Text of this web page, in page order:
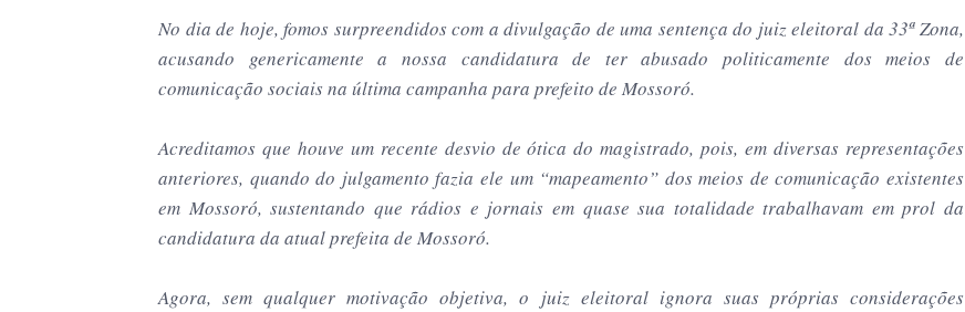
No dia de hoje, fomos surpreendidos com a divulgação de uma sentença do juiz eleitoral da 33ª Zona,
acusando genericamente a nossa candidatura de ter abusado politicamente dos meios de
comunicação sociais na última campanha para prefeito de Mossoró.
Acreditamos que houve um recente desvio de ótica do magistrado, pois, em diversas representações
anteriores, quando do julgamento fazia ele um “mapeamento” dos meios de comunicação existentes
em Mossoró, sustentando que rádios e jornais em quase sua totalidade trabalhavam em prol da
candidatura da atual prefeita de Mossoró.
Agora, sem qualquer motivação objetiva, o juiz eleitoral ignora suas próprias considerações